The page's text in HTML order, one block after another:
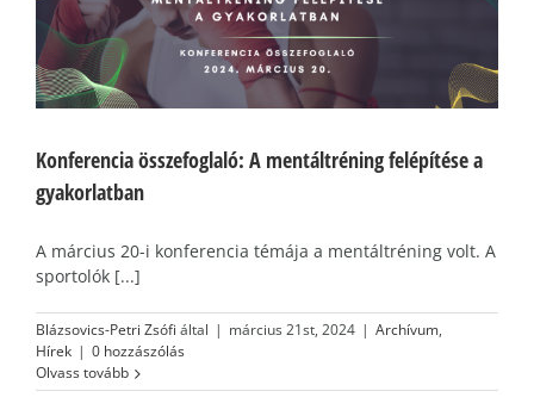
Konferencia összefoglaló: A mentáltréning felépítése a
gyakorlatban
A március 20-i konferencia témája a mentáltréning volt. A
sportolók [...]
Blázsovics-Petri Zsófi által | március 21st, 2024 | Archívum,
Hírek | 0 hozzászólás
Olvass tovább